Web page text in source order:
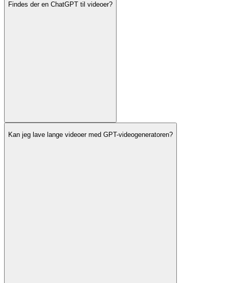
Findes der en ChatGPT til videoer?
Kan jeg lave lange videoer med GPT-videogeneratoren?